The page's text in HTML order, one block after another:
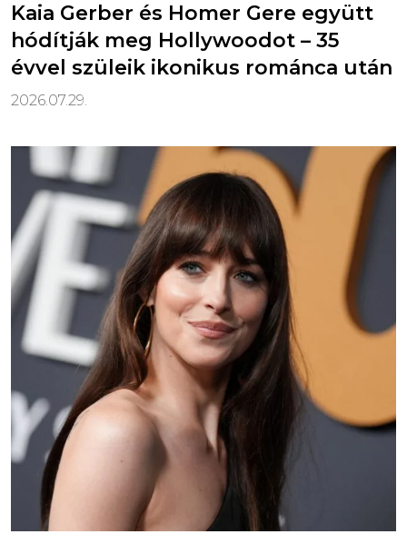
Kaia Gerber és Homer Gere együtt
hódítják meg Hollywoodot – 35
évvel szüleik ikonikus románca után
2026.07.29.